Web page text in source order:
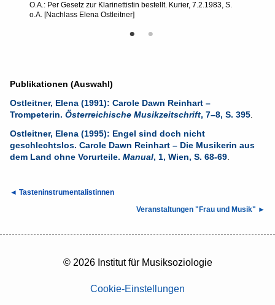
O.A.: Per Gesetz zur Klarinettistin bestellt. Kurier, 7.2.1983, S.
o.A. [Nachlass Elena Ostleitner]
Publikationen (Auswahl)
Ostleitner, Elena (1991): Carole Dawn Reinhart –
Trompeterin. Österreichische Musikzeitschrift, 7–8, S. 395.
Ostleitner, Elena (1995): Engel sind doch nicht
geschlechtslos. Carole Dawn Reinhart – Die Musikerin aus
dem Land ohne Vorurteile. Manual, 1, Wien, S. 68-69.
◄ Tasteninstrumentalistinnen
Veranstaltungen "Frau und Musik" ►
© 2026 Institut für Musiksoziologie
Cookie-Einstellungen